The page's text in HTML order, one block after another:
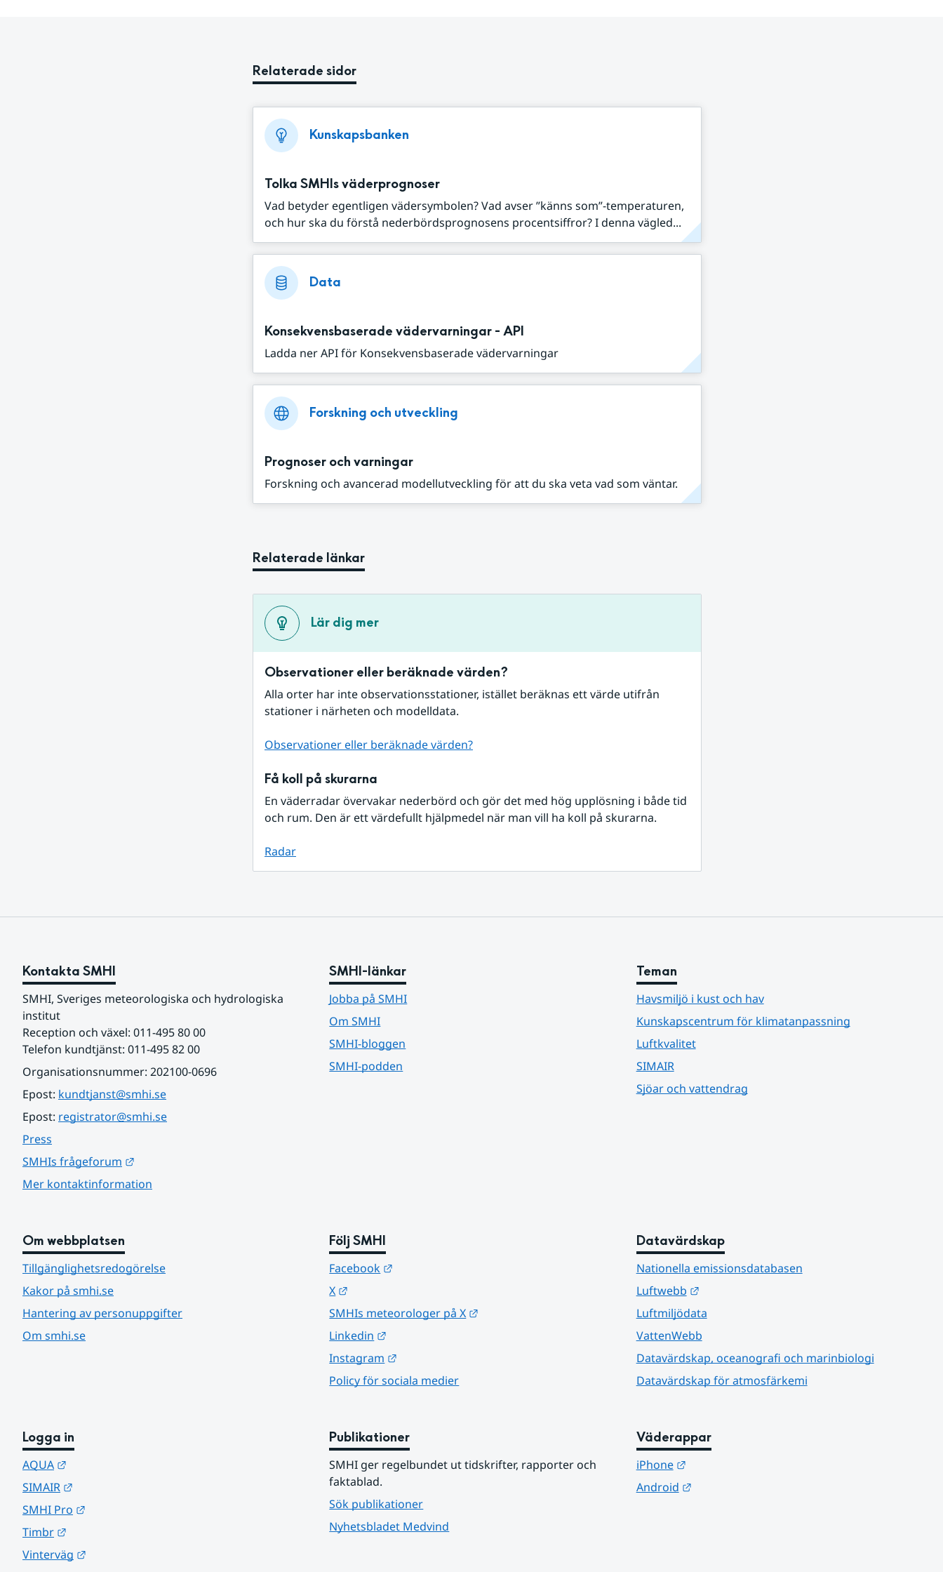
Relaterade sidor
Kunskapsbanken
Tolka SMHIs väderprognoser
Vad betyder egentligen vädersymbolen? Vad avser ”känns som”-temperaturen,
och hur ska du förstå nederbördsprognosens procentsiffror? I denna vägled...
Data
Konsekvensbaserade vädervarningar - API
Ladda ner API för Konsekvensbaserade vädervarningar
Forskning och utveckling
Prognoser och varningar
Forskning och avancerad modellutveckling för att du ska veta vad som väntar.
Relaterade länkar
Lär dig mer
Observationer eller beräknade värden?
Alla orter har inte observationsstationer, istället beräknas ett värde utifrån
stationer i närheten och modelldata.
Observationer eller beräknade värden?
Få koll på skurarna
En väderradar övervakar nederbörd och gör det med hög upplösning i både tid
och rum. Den är ett värdefullt hjälpmedel när man vill ha koll på skurarna.
Radar
Kontakta SMHI
SMHI, Sveriges meteorologiska och hydrologiska
institut
Reception och växel: 011-495 80 00
Telefon kundtjänst: 011-495 82 00
Organisationsnummer: 202100-0696
Epost: kundtjanst@smhi.se
Epost: registrator@smhi.se
Press
SMHIs frågeforum
Mer kontaktinformation
SMHI-länkar
Jobba på SMHI
Om SMHI
SMHI-bloggen
SMHI-podden
Teman
Havsmiljö i kust och hav
Kunskapscentrum för klimatanpassning
Luftkvalitet
SIMAIR
Sjöar och vattendrag
Om webbplatsen
Tillgänglighetsredogörelse
Kakor på smhi.se
Hantering av personuppgifter
Om smhi.se
Följ SMHI
Facebook
X
SMHIs meteorologer på X
Linkedin
Instagram
Policy för sociala medier
Datavärdskap
Nationella emissionsdatabasen
Luftwebb
Länk till annan webbplats.
Luftmiljödata
VattenWebb
Datavärdskap, oceanografi och marinbiologi
Datavärdskap för atmosfärkemi
Logga in
AQUA
SIMAIR
SMHI Pro
Timbr
Vinterväg
Publikationer
SMHI ger regelbundet ut tidskrifter, rapporter och
faktablad.
Sök publikationer
Nyhetsbladet Medvind
Väderappar
iPhone
Länk till annan webbplats.
Android
Länk till annan webbplats.